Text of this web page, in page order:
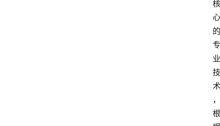
核
心
的
专
业
技
术
，
根